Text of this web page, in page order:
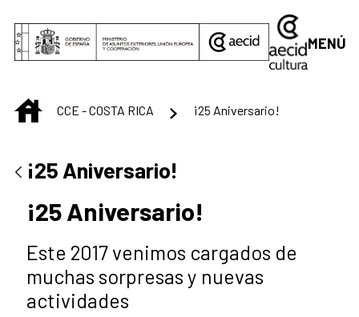
MENÚ
INICIO
CCE - COSTA RICA ¡25 Aniversario!
¡25 Aniversario!
¡25 Aniversario!
Este 2017 venimos cargados de
muchas sorpresas y nuevas
actividades